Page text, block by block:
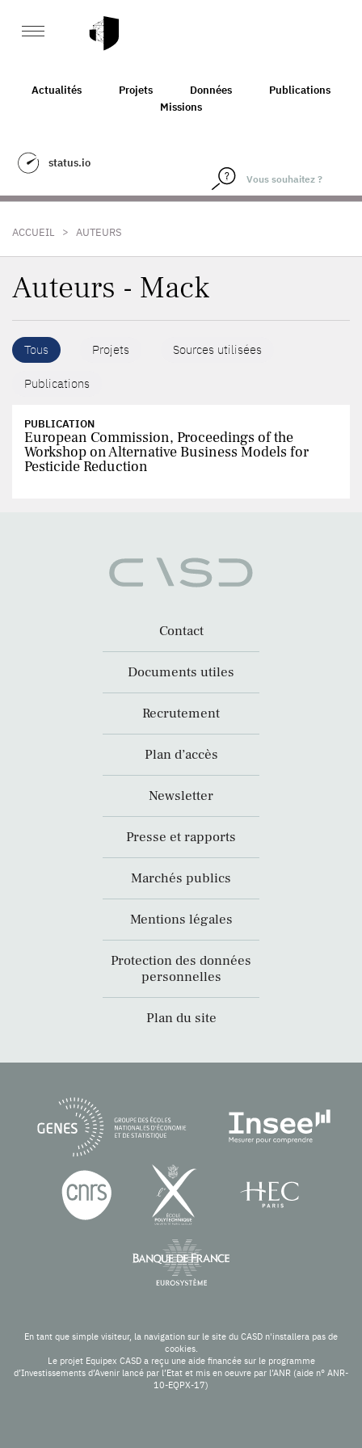
Actualités Projets Données
Publications
Missions
status.io
ACCUEIL > AUTEURS
Auteurs - Mack
Tous Projets Sources utilisées
Publications
PUBLICATION
European Commission, Proceedings of the
Workshop on Alternative Business Models for
Pesticide Reduction
Contact
Documents utiles
Recrutement
Plan d’accès
Newsletter
Presse et rapports
Marchés publics
Mentions légales
Protection des données
personnelles
Plan du site
En tant que simple visiteur, la navigation sur le site du CASD n'installera pas de
cookies.
Le projet Equipex CASD a reçu une aide financée sur le programme
d’Investissements d’Avenir lancé par l’Etat et mis en oeuvre par l’ANR (aide n° ANR-
10-EQPX-17)